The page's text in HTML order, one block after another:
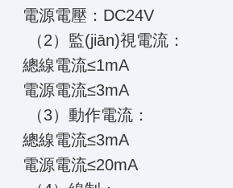
電源電壓：DC24V
（2）監(jiān)視電流：
總線電流≤1mA
電源電流≤3mA
（3）動作電流：
總線電流≤3mA
電源電流≤20mA